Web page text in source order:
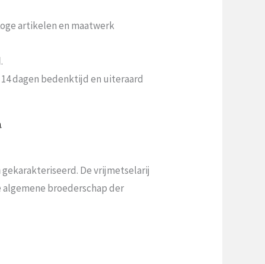
artikelen en maatwerk
dagen bedenktijd en uiteraard
.
De vrijmetselarij
algemene broederschap der